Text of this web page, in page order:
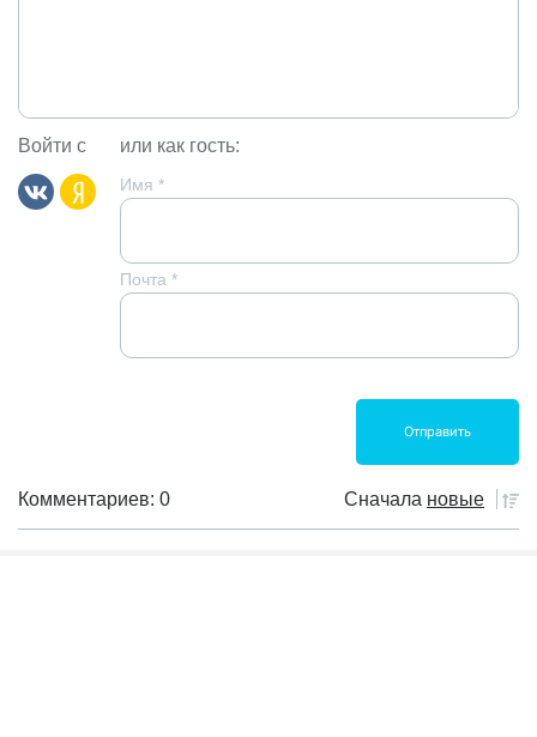
Войти с или как гость:
Имя *
Почта *
Комментариев: 0 Сначала новые